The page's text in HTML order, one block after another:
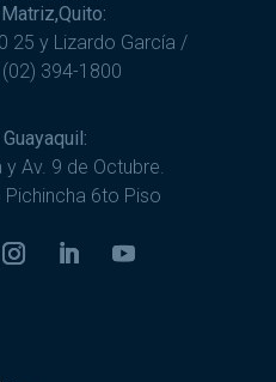
25 y Lizardo García /
(02) 394-1800
Av. 9 de Octubre.
6to Piso